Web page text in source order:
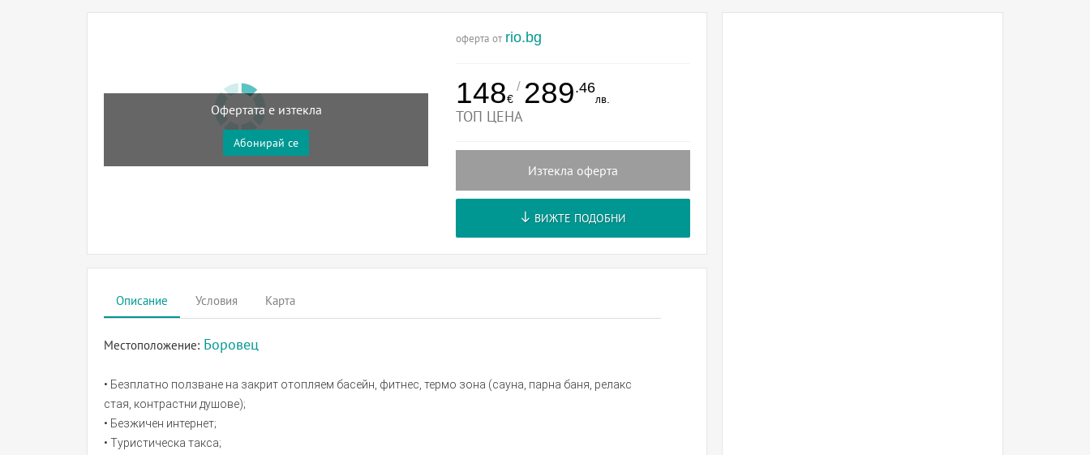
Офертата е изтекла
Абонирай се
оферта от rio.bg
148€
/ 289.46
лв.
ТОП ЦЕНА
Изтекла оферта
ВИЖТЕ ПОДОБНИ
Описание Условия Карта
Местоположение: Боровец
• Безплатно ползване на закрит отопляем басейн, фитнес, термо зона (сауна, парна баня, релакс
стая, контрастни душове);
• Безжичен интернет;
• Туристическа такса;